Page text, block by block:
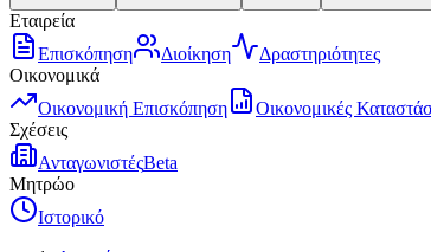
Εταιρεία
Επισκόπηση
Διοίκηση
Δραστηριότητες
Οικονομικά
Οικονομική Επισκόπηση
Οικονομικές
Σχέσεις
ΑνταγωνιστέςBeta
Μητρώο
Ιστορικό